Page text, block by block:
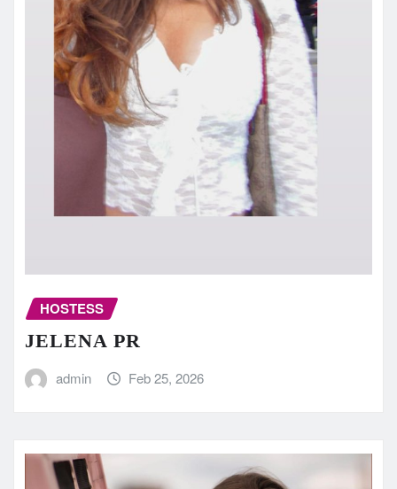
HOSTESS
JELENA PR
admin Feb 25, 2026